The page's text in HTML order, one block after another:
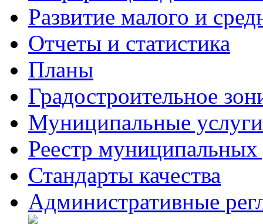
Развитие малого и
Отчеты и статистика
Планы
Градостроительное
Муниципальные услуги
Реестр муниципальных
Стандарты качества
Административные